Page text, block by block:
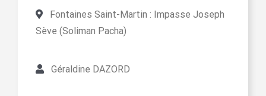
Fontaines Saint-Martin : Impasse Joseph
Sève (Soliman Pacha)
Géraldine DAZORD